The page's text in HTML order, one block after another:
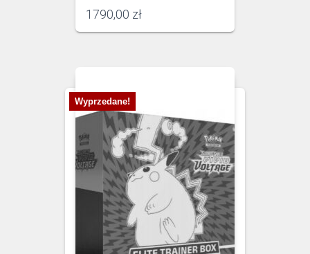
1790,00 zł
Wyprzedane!